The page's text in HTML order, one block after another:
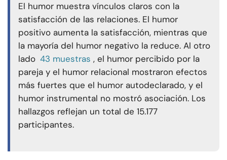
El humor muestra vínculos claros con la
satisfacción de las relaciones. El humor
positivo aumenta la satisfacción, mientras que
la mayoría del humor negativo la reduce. Al otro
lado 43 muestras , el humor percibido por la
pareja y el humor relacional mostraron efectos
más fuertes que el humor autodeclarado, y el
humor instrumental no mostró asociación. Los
hallazgos reflejan un total de 15.177
participantes.